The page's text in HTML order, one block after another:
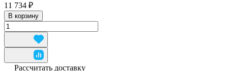
11 734 ₽
В корзину
Рассчитать доставку